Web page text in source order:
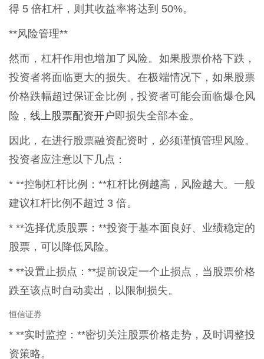
得 5 倍杠杆，则其收益率将达到 50%。
**风险管理**
然而，杠杆作用也增加了风险。如果股票价格下跌，
投资者将面临更大的损失。在极端情况下，如果股票
价格跌幅超过保证金比例，投资者可能会面临爆仓风
险， 线上股票配资开户即损失全部本金。
因此，在进行股票融资配资时，必须谨慎管理风险。
投资者应注意以下几点：
* **控制杠杆比例：**杠杆比例越高，风险越大。一般
建议杠杆比例不超过 3 倍。
* **选择优质股票：**投资于基本面良好、业绩稳定的
股票，可以降低风险。
* **设置止损点：**提前设定一个止损点，当股票价格
跌至该点时自动卖出，以限制损失。
恒信证券
* **实时监控：**密切关注股票价格走势，及时调整投
资策略。